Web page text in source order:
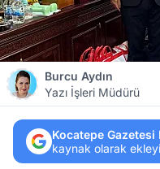
Burcu Aydın
Yazı İşleri Müdürü
Kocatepe Gazetesi
kaynak olarak